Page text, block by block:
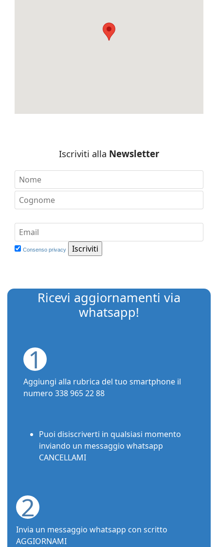
Iscriviti alla Newsletter
Consenso privacy
Ricevi aggiornamenti via
whatsapp!
1
Aggiungi alla rubrica del tuo smartphone il
numero 338 965 22 88
Puoi disiscriverti in qualsiasi momento
inviando un messaggio whatsapp
CANCELLAMI
2
Invia un messaggio whatsapp con scritto
AGGIORNAMI